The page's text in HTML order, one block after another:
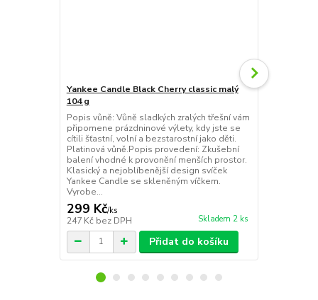
Yankee Candle Black Cherry classic malý
104 g
Popis vůně: Vůně sladkých zralých třešní vám
připomene prázdninové výlety, kdy jste se
cítili šťastní, volní a bezstarostní jako děti.
Platinová vůně.Popis provedení: Zkušební
balení vhodné k provonění menších prostor.
Klasický a nejoblíbenější design svíček
Yankee Candle se skleněným víčkem.
Vyrobe...
299 Kč/ks
247 Kč bez DPH Skladem 2 ks
Přidat do košíku